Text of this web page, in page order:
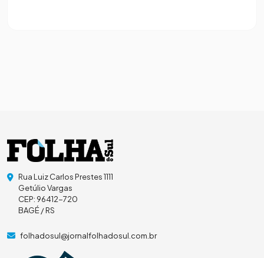
Rua Luiz Carlos Prestes 1111
Getúlio Vargas
CEP: 96412-720
BAGÉ / RS
folhadosul@jornalfolhadosul.com.br